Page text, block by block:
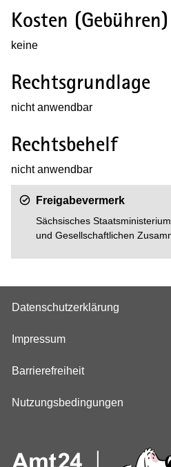
Kosten (Gebühren)
keine
Rechtsgrundlage
nicht anwendbar
Rechtsbehelf
nicht anwendbar
Freigabevermerk
Sächsisches
und Gesellschaftlichen
Datenschutzerklärung
Impressum
Barrierefreiheit
Nutzungsbedingungen